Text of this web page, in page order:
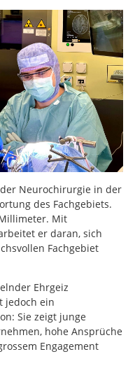
Neurochirurgie in der
des Fachgebiets.
Mit
er daran, sich
Fachgebiet
Ehrgeiz
jedoch ein
Sie zeigt junge
hohe Ansprüche
Engagement